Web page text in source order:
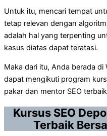
Untuk itu, mencari tempat
tetap relevan dengan
adalah hal yang terpenting
kasus diatas dapat teratasi.
Maka dari itu, Anda berada
dapat mengikuti program
pakar dan mentor SEO
Kursus SEO
Terbaik